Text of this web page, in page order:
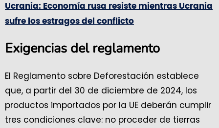
Ucrania: Economía rusa resiste mientras Ucrania
sufre los estragos del conflicto
Exigencias del reglamento
El Reglamento sobre Deforestación establece
que, a partir del 30 de diciembre de 2024, los
productos importados por la UE deberán cumplir
tres condiciones clave: no proceder de tierras